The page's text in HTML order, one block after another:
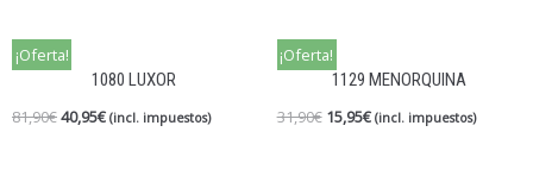
¡Oferta!
1080 LUXOR
81,90€40,95€ (incl. impuestos)
¡Oferta!
1129 MENORQUINA
31,90€ 15,95€ (incl. impuestos)